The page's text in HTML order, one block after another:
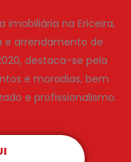
imobiliária na Ericeira,
e arrendamento de
destaca-se pela
e moradias, bem
e profissionalismo.